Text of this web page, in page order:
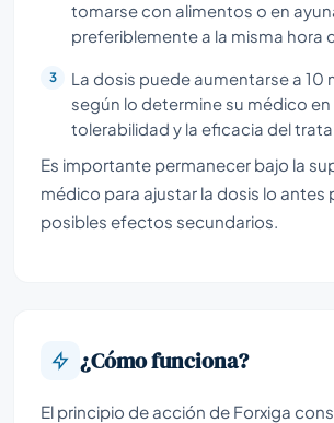
tomarse con alimentos o en
preferiblemente a la misma hora
La dosis puede aumentarse a 10
según lo determine su médico
tolerabilidad y la eficacia del
Es importante permanecer bajo la
médico para ajustar la dosis lo antes
posibles efectos secundarios.
¿Cómo funciona?
El principio de acción de Forxiga